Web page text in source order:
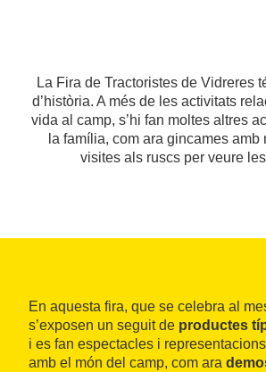
La Fira de Tractoristes de Vidreres
d’història. A més de les activitats
vida al camp, s’hi fan moltes altres
la família, com ara gincames amb
visites als ruscs per veure
En aquesta fira, que se celebra al
s’exposen un seguit de productes
i es fan espectacles i
amb el món del camp, com ara